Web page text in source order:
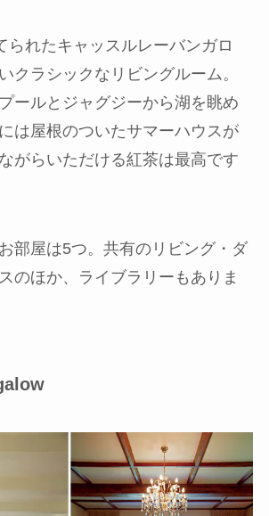
られたキャッスルレーバンガロ
クラシックなリビングルーム。
ールとジャグジーから湖を眺め
は屋根のついたサマーハウスが
がらいただける紅茶は最高です
部屋は5つ。共有のリビング・ダ
のほか、ライブラリーもありま